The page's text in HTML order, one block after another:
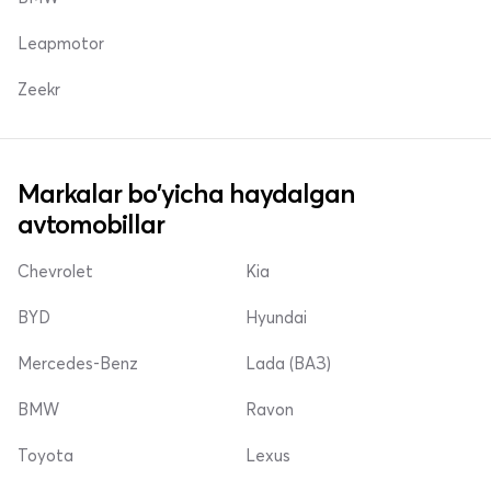
Leapmotor
Zeekr
Markalar bo'yicha haydalgan
avtomobillar
Chevrolet
BYD
Mercedes-Benz
Kia
Hyundai
Lada (ВАЗ)
BMW
Toyota
Ravon
Lexus